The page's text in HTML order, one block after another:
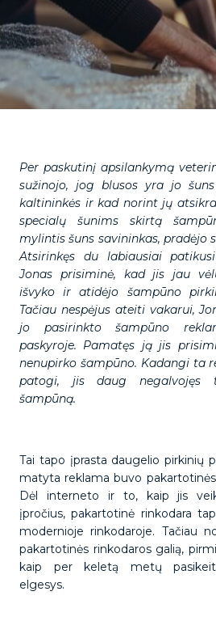
Per paskutinį apsilankymą
sužinojo, jog blusos yra jo
kaltininkės ir kad norint jų
specialų šunims skirtą
mylintis šuns savininkas, pradėjo
Atsirinkęs du labiausiai
Jonas prisiminė, kad jis jau
išvyko ir atidėjo šampūno
Tačiau nespėjus ateiti vakarui,
jo pasirinkto šampūno
paskyroje. Pamatęs ją jis
nenupirko šampūno. Kadangi ta
patogi, jis daug negalvojęs
šampūną.
Tai tapo įprasta daugelio pirkinių
matyta reklama buvo
Dėl interneto ir to, kaip jis
įpročius, pakartotinė rinkodara
modernioje rinkodaroje. Tačiau
pakartotinės rinkodaros galią,
kaip per keletą metų
elgesys.